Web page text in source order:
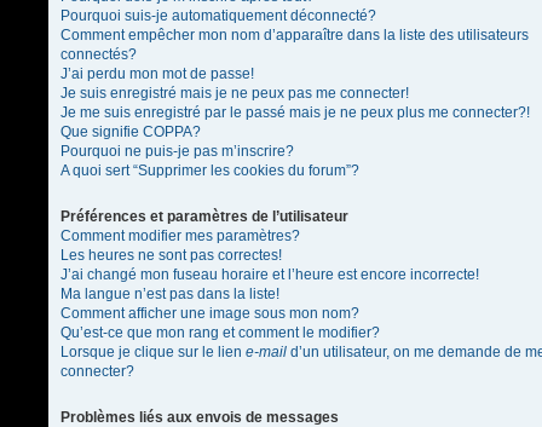
Pourquoi suis-je automatiquement déconnecté?
Comment empêcher mon nom d’apparaître dans la liste des utilisateurs
connectés?
J’ai perdu mon mot de passe!
Je suis enregistré mais je ne peux pas me connecter!
Je me suis enregistré par le passé mais je ne peux plus me connecter?!
Que signifie COPPA?
Pourquoi ne puis-je pas m’inscrire?
A quoi sert “Supprimer les cookies du forum”?
Préférences et paramètres de l’utilisateur
Comment modifier mes paramètres?
Les heures ne sont pas correctes!
J’ai changé mon fuseau horaire et l’heure est encore incorrecte!
Ma langue n’est pas dans la liste!
Comment afficher une image sous mon nom?
Qu’est-ce que mon rang et comment le modifier?
Lorsque je clique sur le lien e-mail d’un utilisateur, on me demande de
connecter?
Problèmes liés aux envois de messages